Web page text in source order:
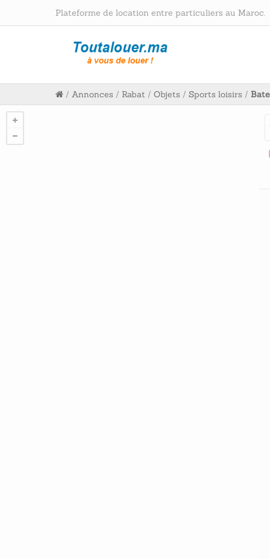
Plateforme de location entre particuliers au Maroc.
/ Annonces / Rabat / Objets / Sports loisirs /